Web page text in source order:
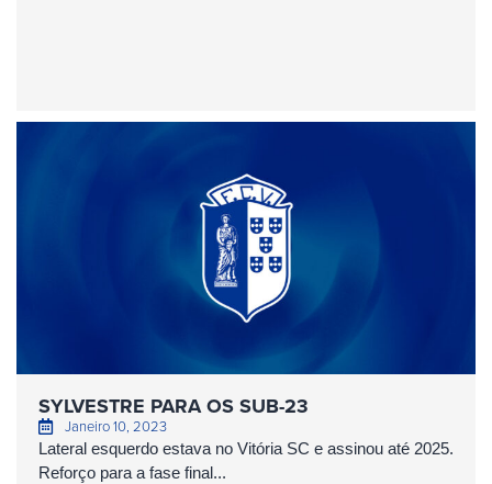
SYLVESTRE PARA OS SUB-23
Janeiro 10, 2023
Lateral esquerdo estava no Vitória SC e assinou até 2025.
Reforço para a fase final...